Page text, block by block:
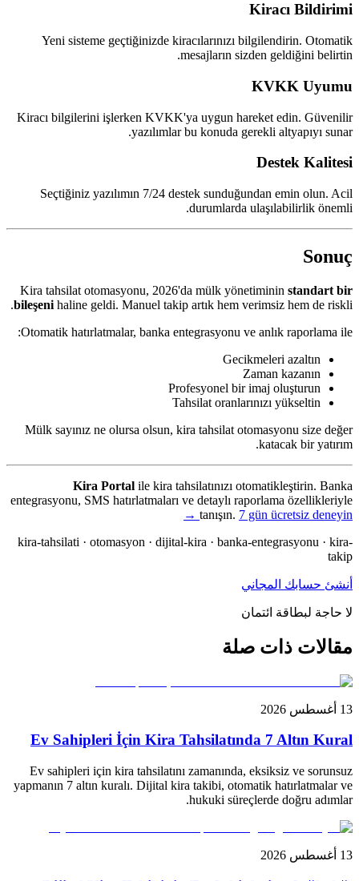
Kiracı Bildirimi
Yeni sisteme geçtiğinizde kiracılarınızı bilgilendirin. Otomatik
mesajların sizden geldiğini belirtin.
KVKK Uyumu
Kiracı bilgilerini işlerken KVKK'ya uygun hareket edin. Güvenilir
yazılımlar bu konuda gerekli altyapıyı sunar.
Destek Kalitesi
Seçtiğiniz yazılımın 7/24 destek sunduğundan emin olun. Acil
durumlarda ulaşılabilirlik önemli.
Sonuç
Kira tahsilat otomasyonu, 2026'da mülk yönetiminin standart bir
bileşeni haline geldi. Manuel takip artık hem verimsiz hem de riskli.
Otomatik hatırlatmalar, banka entegrasyonu ve anlık raporlama ile:
Gecikmeleri azaltın
Zaman kazanın
Profesyonel bir imaj oluşturun
Tahsilat oranlarınızı yükseltin
Mülk sayınız ne olursa olsun, kira tahsilat otomasyonu size değer
katacak bir yatırım.
Kira Portal ile kira tahsilatınızı otomatikleştirin. Banka
entegrasyonu, SMS hatırlatmaları ve detaylı raporlama özellikleriyle
tanışın. 7 gün ücretsiz deneyin →
kira-tahsilati · otomasyon · dijital-kira · banka-entegrasyonu · kira-
takip
أنشئ حسابك المجاني
لا حاجة لبطاقة ائتمان
مقالات ذات صلة
13 أغسطس 2026
Ev Sahipleri İçin Kira Tahsilatında 7 Altın Kural
Ev sahipleri için kira tahsilatını zamanında, eksiksiz ve sorunsuz
yapmanın 7 altın kuralı. Dijital kira takibi, otomatik hatırlatmalar ve
hukuki süreçlerde doğru adımlar.
13 أغسطس 2026